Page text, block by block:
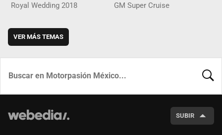
Royal Wedding 2018 GM Super Cruise
VER MÁS TEMAS
SUBIR